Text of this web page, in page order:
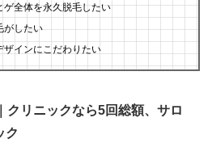
全体を永久脱毛したい
がしたい
インにこだわりたい
クリニックなら5回総額、サロ
ク